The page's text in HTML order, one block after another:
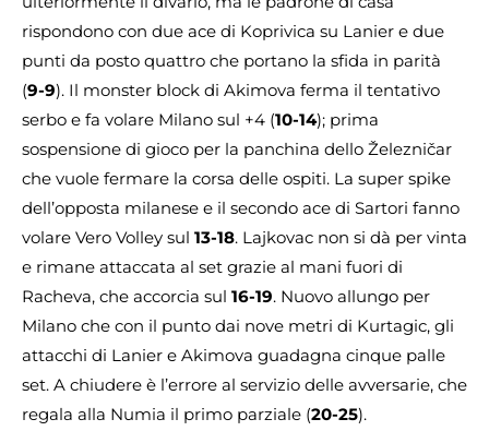
rispondono con due ace di Koprivica su Lanier e due
punti da posto quattro che portano la sfida in parità
(9-9). Il monster block di Akimova ferma il tentativo
serbo e fa volare Milano sul +4 (10-14); prima
sospensione di gioco per la panchina dello Železničar
che vuole fermare la corsa delle ospiti. La super spike
dell’opposta milanese e il secondo ace di Sartori fanno
volare Vero Volley sul 13-18. Lajkovac non si dà per vinta
e rimane attaccata al set grazie al mani fuori di
Racheva, che accorcia sul 16-19. Nuovo allungo per
Milano che con il punto dai nove metri di Kurtagic, gli
attacchi di Lanier e Akimova guadagna cinque palle
set. A chiudere è l’errore al servizio delle avversarie, che
regala alla Numia il primo parziale (20-25).